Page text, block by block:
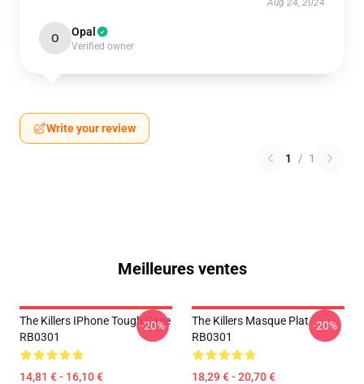
Aug 24, 2024
O Opal
Verified owner
Write your review
1 / 1
Meilleures ventes
The Killers IPhone Tough Case
RB0301
14,81 € - 16,10 €
-20%
The Killers Masque Plat
RB0301
18,29 € - 20,70 €
-20%